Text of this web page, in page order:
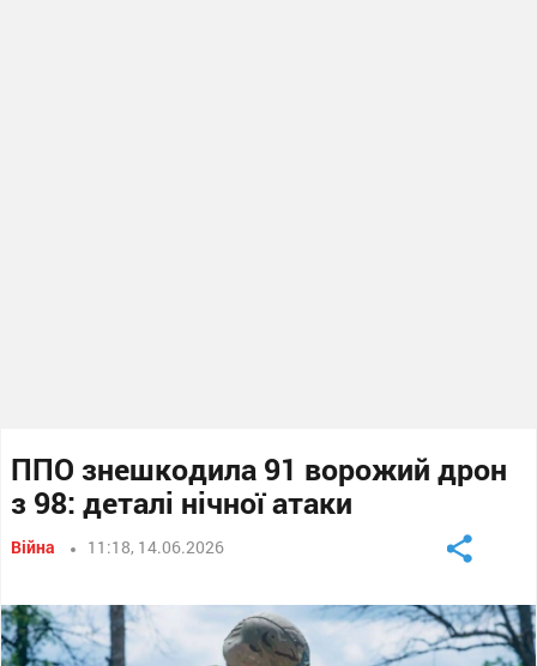
ППО знешкодила 91 ворожий дрон
з 98: деталі нічної атаки
Війна 11:18, 14.06.2026